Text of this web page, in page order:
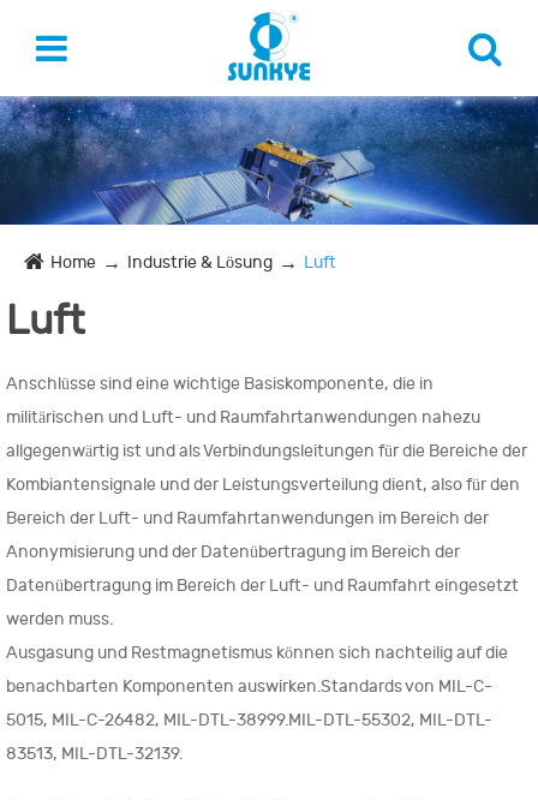
Home Industrie & Lösung Luft
Luft
Anschlüsse sind eine wichtige Basiskomponente, die in
militärischen und Luft- und Raumfahrtanwendungen nahezu
allgegenwärtig ist und als Verbindungsleitungen für die Bereiche der
Kombiantensignale und der Leistungsverteilung dient, also für den
Bereich der Luft- und Raumfahrtanwendungen im Bereich der
Anonymisierung und der Datenübertragung im Bereich der
Datenübertragung im Bereich der Luft- und Raumfahrt eingesetzt
werden muss.
Ausgasung und Restmagnetismus können sich nachteilig auf die
benachbarten Komponenten auswirken.Standards von MIL-C-
5015, MIL-C-26482, MIL-DTL-38999.MIL-DTL-55302, MIL-DTL-
83513, MIL-DTL-32139.